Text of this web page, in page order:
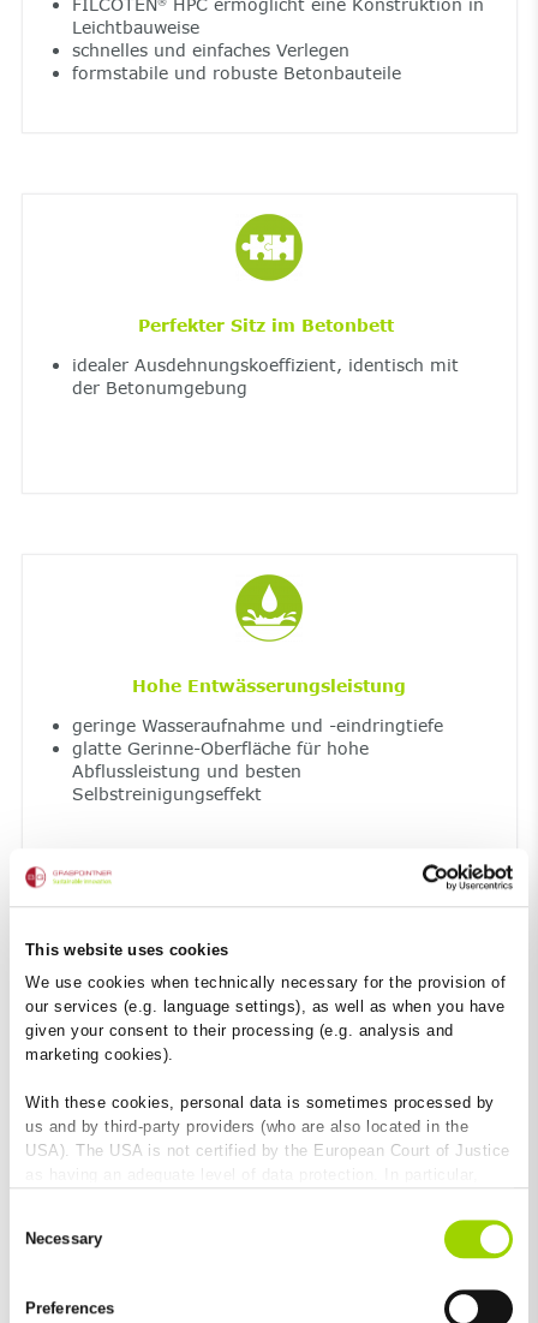
This website uses cookies
We use cookies when technically necessary for the provision of
our services (e.g. language settings), as well as when you have
given your consent to their processing (e.g. analysis and
marketing cookies).
With these cookies, personal data is sometimes processed by
us and by third-party providers (who are also located in the
USA). The USA is not certified by the European Court of Justice
authorities for control and monitoring purposes and that no
effective legal remedies are available against this. By clicking
and by third-party providers (also in the USA). Except for the
absolutely necessary cookies that serve the proper functioning
Selection
Necessary
Preferences
Leichtbauweise
schnelles und einfaches Verlegen
formstabile und robuste Betonbauteile
Perfekter Sitz im Betonbett
idealer Ausdehnungskoeffizient, identisch mit
der Betonumgebung
Hohe Entwässerungsleistung
geringe Wasseraufnahme und -eindringtiefe
glatte Gerinne-Oberfläche für hohe
Abflussleistung und besten
Selbstreinigungseffekt
Resistent gegen extreme Temperaturen und
höchste Frost- und Tausalzbeständigkeit
UV-beständig